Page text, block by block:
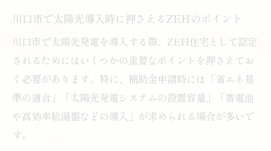
ト
補助金一覧から見る川口市の太陽光メリット
川口市補助金一覧で見る太陽光の優位性と
は
太陽光導入で得られる補助金と節約効果
ZEH住宅向け太陽光補助金のメリット比較
川口市で太陽光導入時に押さえるZEHのポイント
川口市で太陽光発電を導入する際、ZEH住宅として認定
されるためにはいくつかの重要なポイントを押さえてお
く必要があります。特に、補助金申請時には「省エネ基
準の適合」「太陽光発電システムの設置容量」「蓄電池
や高効率給湯器などの導入」が求められる場合が多いで
す。